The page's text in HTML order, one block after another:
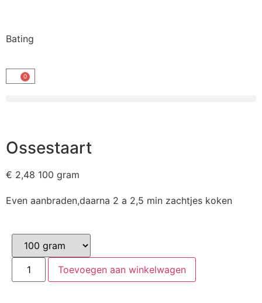
Bating
0
Ossestaart
€ 2,48 100 gram
Even aanbraden,daarna 2 a 2,5 min zachtjes koken
Toevoegen aan winkelwagen